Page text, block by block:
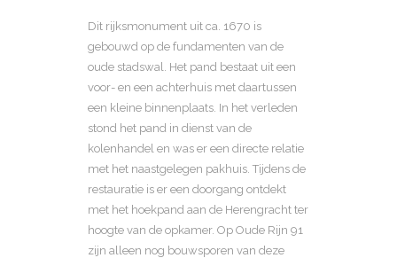
Dit rijksmonument uit ca. 1670 is
gebouwd op de fundamenten van de
oude stadswal. Het pand bestaat uit een
voor- en een achterhuis met daartussen
een kleine binnenplaats. In het verleden
stond het pand in dienst van de
kolenhandel en was er een directe relatie
met het naastgelegen pakhuis. Tijdens de
restauratie is er een doorgang ontdekt
met het hoekpand aan de Herengracht ter
hoogte van de opkamer. Op Oude Rijn 91
zijn alleen nog bouwsporen van deze